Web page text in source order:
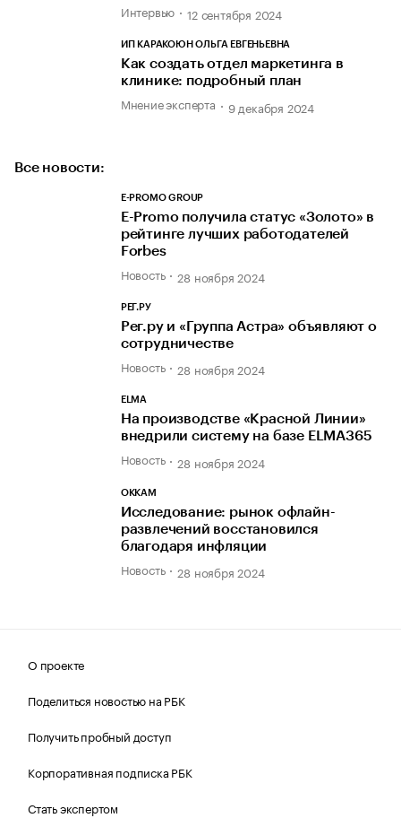
Интервью 12 сентября 2024
ИП КАРАКОЮН ОЛЬГА ЕВГЕНЬЕВНА
Как создать отдел маркетинга в
клинике: подробный план
Мнение эксперта 9 декабря 2024
Все новости:
E-PROMO GROUP
E-Promo получила статус «Золото» в
рейтинге лучших работодателей
Forbes
Новость 28 ноября 2024
РЕГ.РУ
Рег.ру и «Группа Астра» объявляют о
сотрудничестве
Новость 28 ноября 2024
ELMA
На производстве «Красной Линии»
внедрили систему на базе ELMA365
Новость 28 ноября 2024
OKKAM
Исследование: рынок офлайн-
развлечений восстановился
благодаря инфляции
Новость 28 ноября 2024
О проекте
Поделиться новостью на РБК
Получить пробный доступ
Корпоративная подписка РБК
Стать экспертом